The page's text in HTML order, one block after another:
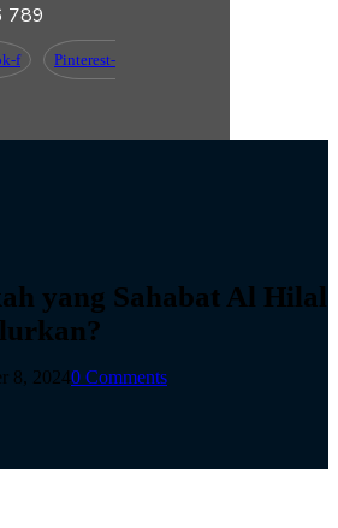
789
f
Pinterest-
yang Sahabat Al Hilal
8, 20240 Comments